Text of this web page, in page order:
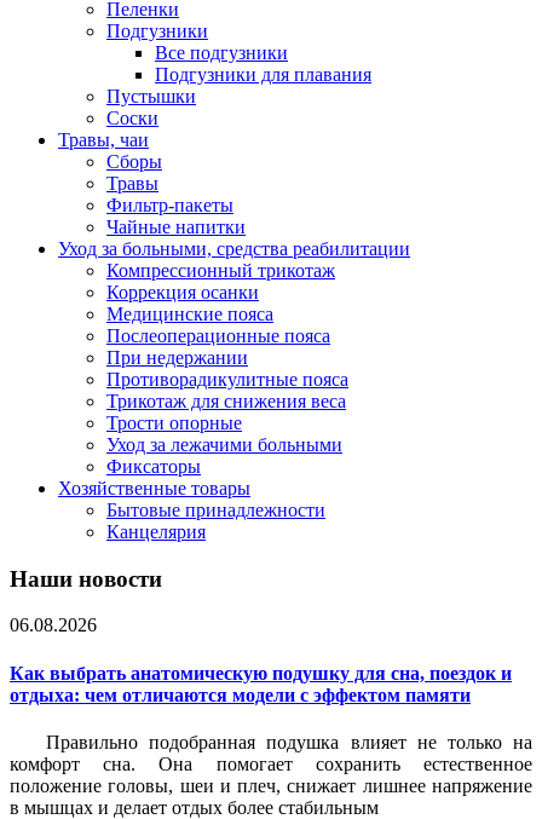
Пеленки
Подгузники
Все подгузники
Подгузники для плавания
Пустышки
Соски
Травы, чаи
Сборы
Травы
Фильтр-пакеты
Чайные напитки
Уход за больными, средства реабилитации
Компрессионный трикотаж
Коррекция осанки
Медицинские пояса
Послеоперационные пояса
При недержании
Противорадикулитные пояса
Трикотаж для снижения веса
Трости опорные
Уход за лежачими больными
Фиксаторы
Хозяйственные товары
Бытовые принадлежности
Канцелярия
Наши новости
06.08.2026
Как выбрать анатомическую подушку для сна, поездок и
отдыха: чем отличаются модели с эффектом памяти
Правильно подобранная подушка влияет не только на
комфорт сна. Она помогает сохранить естественное
положение головы, шеи и плеч, снижает лишнее напряжение
в мышцах и делает отдых более стабильным